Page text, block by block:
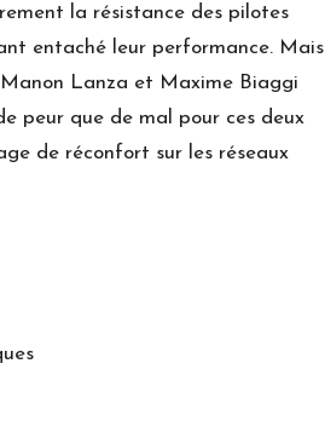
la résistance des pilotes
entaché leur performance. Mais
Lanza et Maxime Biaggi
peur que de mal pour ces deux
de réconfort sur les réseaux